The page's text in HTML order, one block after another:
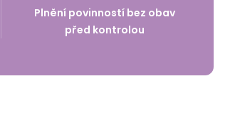
Plnění povinností bez obav
před kontrolou